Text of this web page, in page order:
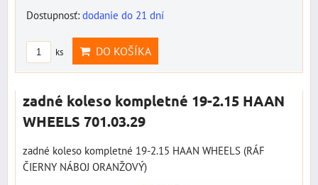
Dostupnosť: dodanie do 21 dní
ks DO KOŠÍKA
zadné koleso kompletné 19-2.15 HAAN
WHEELS 701.03.29
zadné koleso kompletné 19-2.15 HAAN WHEELS (RÁF
ČIERNY NÁBOJ ORANŽOVÝ)